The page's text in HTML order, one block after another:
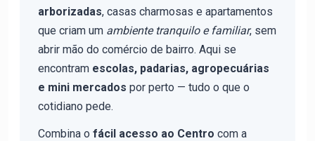
arborizadas, casas charmosas e apartamentos
que criam um ambiente tranquilo e familiar, sem
abrir mão do comércio de bairro. Aqui se
encontram escolas, padarias, agropecuárias
e mini mercados por perto — tudo o que o
cotidiano pede.
Combina o fácil acesso ao Centro com a